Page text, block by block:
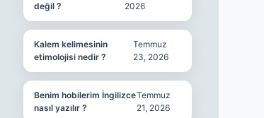
değil ?
2026
Kalem kelimesinin
etimolojisi nedir ?
Temmuz
23, 2026
Benim hobilerim İngilizce
nasıl yazılır ?
Temmuz
21, 2026